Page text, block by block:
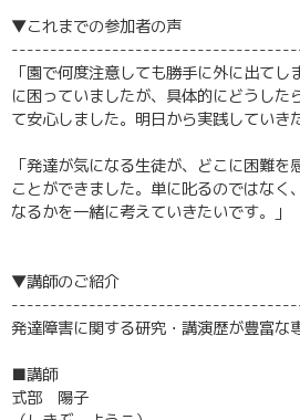
▼これまでの参加者の声
「園で何度注意しても勝手に外に出て
に困っていましたが、具体的にどうした
て安心しました。明日から実践していき
「発達が気になる生徒が、どこに困難
ことができました。単に叱るのではなく
なるかを一緒に考えていきたいです。」
▼講師のご紹介
発達障害に関する研究・講演歴が豊富な
■講師
式部 陽子